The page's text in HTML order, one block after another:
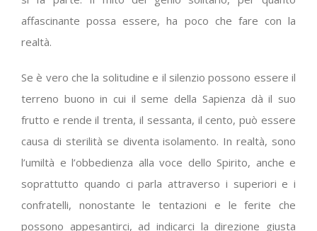
affascinante possa essere, ha poco che fare con la
realtà.
Se è vero che la solitudine e il silenzio possono essere il
terreno buono in cui il seme della Sapienza dà il suo
frutto e rende il trenta, il sessanta, il cento, può essere
causa di sterilità se diventa isolamento. In realtà, sono
l’umiltà e l’obbedienza alla voce dello Spirito, anche e
soprattutto quando ci parla attraverso i superiori e i
confratelli, nonostante le tentazioni e le ferite che
possono appesantirci, ad indicarci la direzione giusta